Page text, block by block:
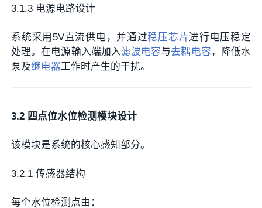
3.1.3 电源电路设计
系统采用5V直流供电，并通过稳压芯片进行电压稳定
处理。在电源输入端加入滤波电容与去耦电容 ，降低水
泵及继电器工作时产生的干扰。
3.2 四点位水位检测模块设计
该模块是系统的核心感知部分。
3.2.1 传感器结构
每个水位检测点由：